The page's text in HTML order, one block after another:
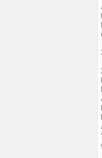
Cartoon